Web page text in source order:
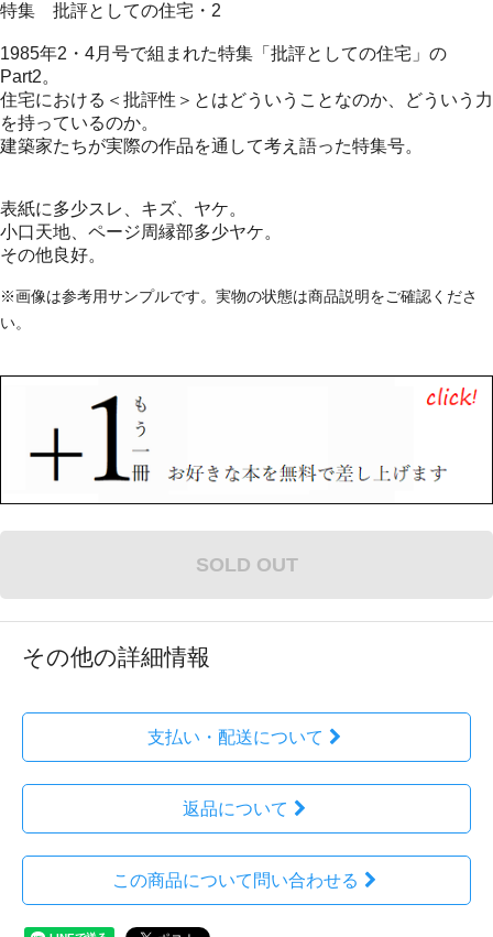
特集 批評としての住宅・2
1985年2・4月号で組まれた特集「批評としての住宅」の
Part2。
住宅における＜批評性＞とはどういうことなのか、どういう力
を持っているのか。
建築家たちが実際の作品を通して考え語った特集号。
表紙に多少スレ、キズ、ヤケ。
小口天地、ページ周縁部多少ヤケ。
その他良好。
※画像は参考用サンプルです。実物の状態は商品説明をご確認くださ
い。
SOLD OUT
その他の詳細情報
支払い・配送について
返品について
この商品について問い合わせる